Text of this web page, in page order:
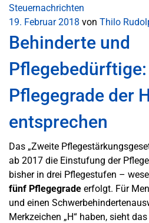
Steuernachrichten
19. Februar 2018 von Thilo
Behinderte und
Pflegegrade der
entsprechen
Das „Zweite
ab 2017 die Einstufung der
bisher in drei Pflegestufen –
fünf Pflegegrade erfolgt. Für
und einen
Merkzeichen „H“ haben, sieht